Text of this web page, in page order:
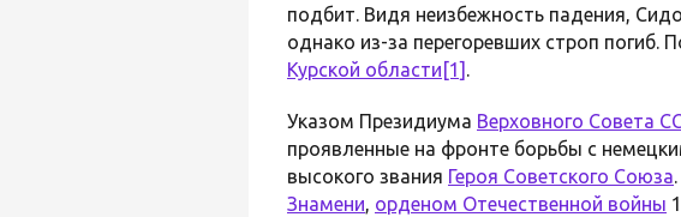
подбит. Видя неизбежность падения,
однако из-за перегоревших строп погиб.
Курской области [1] .
Указом Президиума Верховного Совета
проявленные на фронте борьбы с
высокого звания Героя Советского Союза
Знамени, орденом Отечественной войны